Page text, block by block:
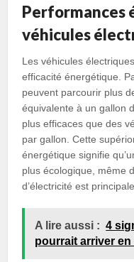
Performances
véhicules
Les véhicules
efficacité énergétique.
peuvent parcourir plus
équivalente à un gallon
plus efficaces que des
par gallon. Cette
énergétique signifie
plus écologique, même
d’électricité est
A lire aussi : 4
pourrait arriver en